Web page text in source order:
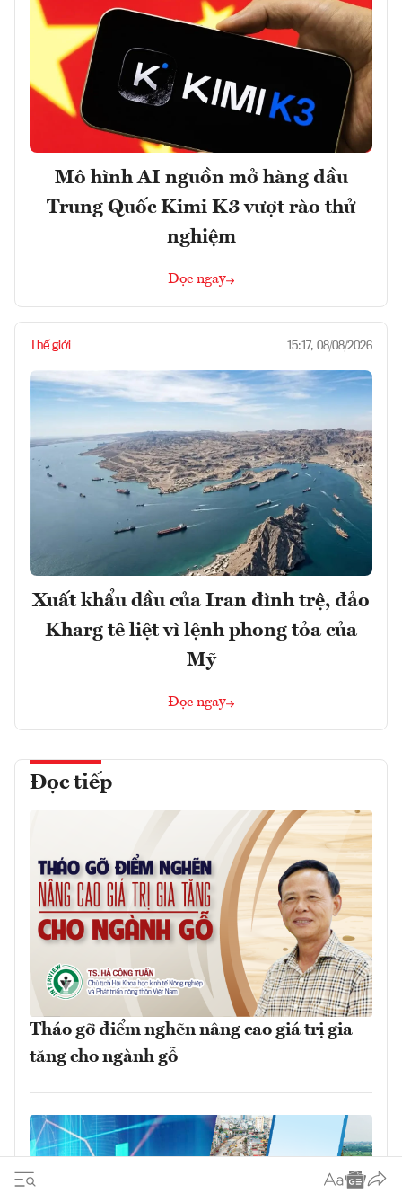
Mô hình AI nguồn mở hàng đầu
Trung Quốc Kimi K3 vượt rào thử
nghiệm
Đọc ngay
Thế giới 15:17, 08/08/2026
Xuất khẩu dầu của Iran đình trệ, đảo
Kharg tê liệt vì lệnh phong tỏa của
Mỹ
Đọc ngay
Đọc tiếp
Tháo gỡ điểm nghẽn nâng cao giá trị gia
tăng cho ngành gỗ